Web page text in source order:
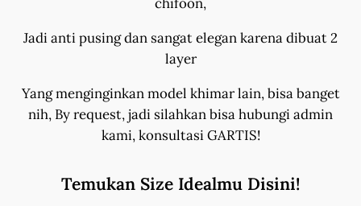
Jadi anti pusing dan sangat elegan karena dibuat 2
layer
Yang menginginkan model khimar lain, bisa banget
nih, By request, jadi silahkan bisa hubungi admin
kami, konsultasi GARTIS!
Temukan Size Idealmu Disini!